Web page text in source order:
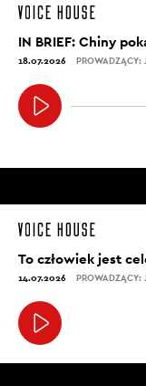
IN BRIEF: Chiny
18.07.2026 PROWADZĄCY:
To człowiek jest
14.07.2026 PROWADZĄCY: